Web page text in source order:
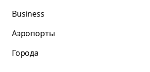
Business
Аэропорты
Города